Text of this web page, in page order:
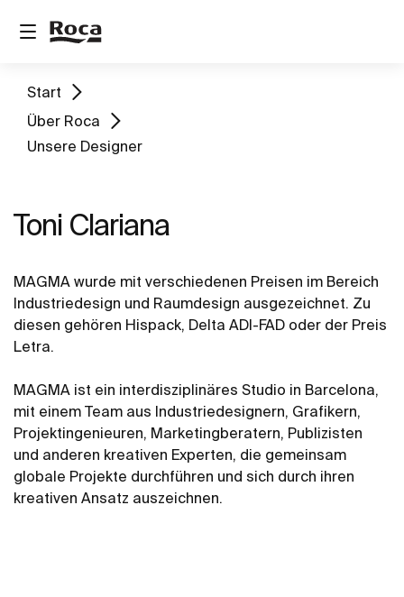
Start
Über Roca
Unsere Designer
Toni Clariana
MAGMA wurde mit verschiedenen Preisen im Bereich
Industriedesign und Raumdesign ausgezeichnet. Zu
diesen gehören Hispack, Delta ADI-FAD oder der Preis
Letra.
MAGMA ist ein interdisziplinäres Studio in Barcelona,
mit einem Team aus Industriedesignern, Grafikern,
Projektingenieuren, Marketingberatern, Publizisten
und anderen kreativen Experten, die gemeinsam
globale Projekte durchführen und sich durch ihren
kreativen Ansatz auszeichnen.